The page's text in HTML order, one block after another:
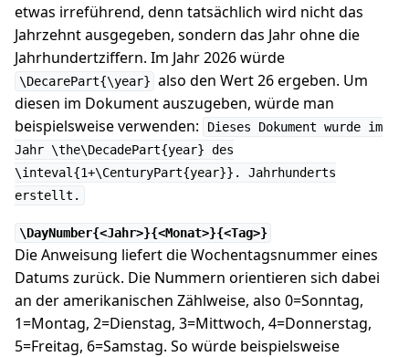
etwas irreführend, denn tatsächlich wird nicht das
Jahrzehnt ausgegeben, sondern das Jahr ohne die
Jahrhundertziffern. Im Jahr 2026 würde
\DecarePart{\year} also den Wert 26 ergeben. Um
diesen im Dokument auszugeben, würde man
beispielsweise verwenden:
Dieses Dokument wurde im
Jahr \the\DecadePart{year} des
\inteval{1+\CenturyPart{year}}. Jahrhunderts
erstellt.
\DayNumber{<Jahr>}{<Monat>}{<Tag>}
Die Anweisung liefert die Wochentagsnummer eines
Datums zurück. Die Nummern orientieren sich dabei
an der amerikanischen Zählweise, also 0=Sonntag,
1=Montag, 2=Dienstag, 3=Mittwoch, 4=Donnerstag,
5=Freitag, 6=Samstag. So würde beispielsweise